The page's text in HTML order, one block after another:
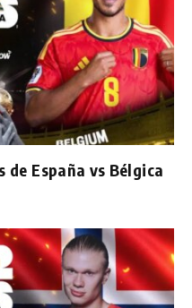
España vs Bélgica